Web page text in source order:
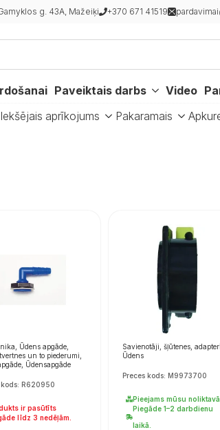
g. 43A, Mažeiķi +370 671 41519
Paveiktais darbs Video
Iekšējais aprīkojums Pakaramais
Ūdens apgāde,
un to piederumi,
Ūdensapgāde
kods: R620950
ir pasūtīts
līdz 3 nedēļām.
Savienotāji, šļūtenes, adapteri,
Ūdens
Preces kods: M9973700
Pieejams mūsu noliktavā
Piegāde 1–2 darbdienu
laikā.